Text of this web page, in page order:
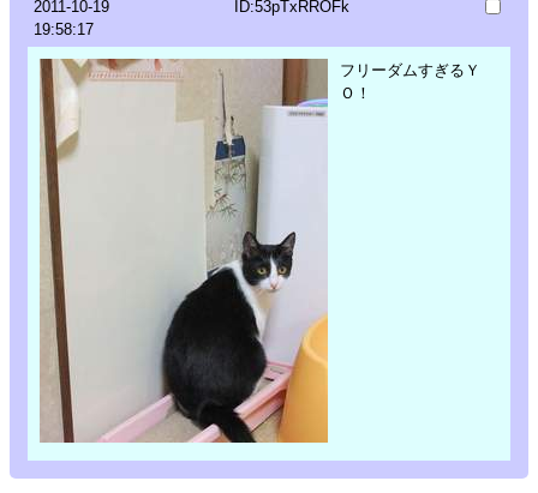
2011-10-19
19:58:17
ID:53pTxRROFk
フリーダムすぎるＹ
Ｏ！